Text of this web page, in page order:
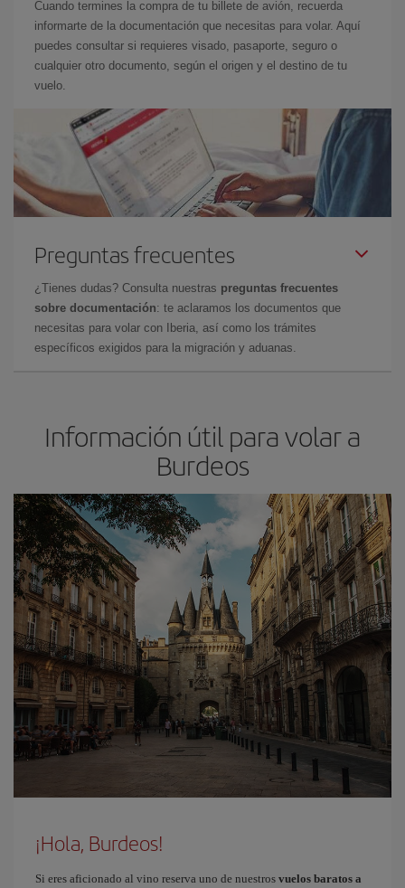
Cuando termines la compra de tu billete de avión, recuerda
informarte de la documentación que necesitas para volar. Aquí
puedes consultar si requieres visado, pasaporte, seguro o
cualquier otro documento, según el origen y el destino de tu
vuelo.
Preguntas frecuentes
¿Tienes dudas? Consulta nuestras preguntas frecuentes
sobre documentación: te aclaramos los documentos que
necesitas para volar con Iberia, así como los trámites
específicos exigidos para la migración y aduanas.
Información útil para volar a
Burdeos
¡Hola, Burdeos!
Si eres aficionado al vino reserva uno de nuestros vuelos baratos a